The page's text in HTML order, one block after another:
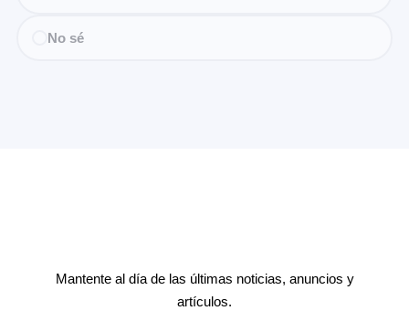
No sé
Mantente al día de las últimas noticias, anuncios y
artículos.